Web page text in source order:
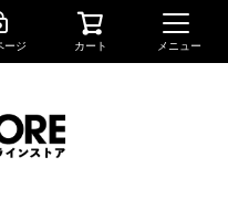
ージ カート メニュー